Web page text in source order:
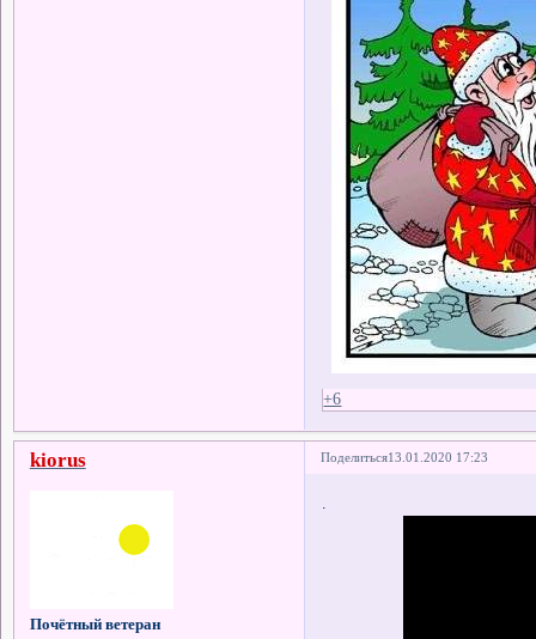
+6
Поделиться13.01.2020 17:23
kiorus
Почётный ветеран